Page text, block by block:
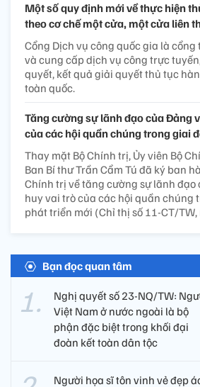
Một số quy định mới về thực hiện
theo cơ chế một cửa, một cửa liên
Cổng Dịch vụ công quốc gia là
và cung cấp dịch vụ công trực
quyết, kết quả giải quyết thủ tục
toàn quốc.
Tăng cường sự lãnh đạo của Đảng
của các hội quần chúng trong giai
Thay mặt Bộ Chính trị, Ủy viên Bộ
Ban Bí thư Trần Cẩm Tú đã ký ban
Chính trị về tăng cường sự lãnh
huy vai trò của các hội quần chúng
phát triển mới (Chỉ thị số 11-CT/
Bạn đọc quan tâm
Nghị quyết số 23-NQ/TW:
Việt Nam ở nước ngoài là bộ
phận đặc biệt trong khối đại
đoàn kết toàn dân tộc
Người họa sĩ tôn vinh vẻ đẹp